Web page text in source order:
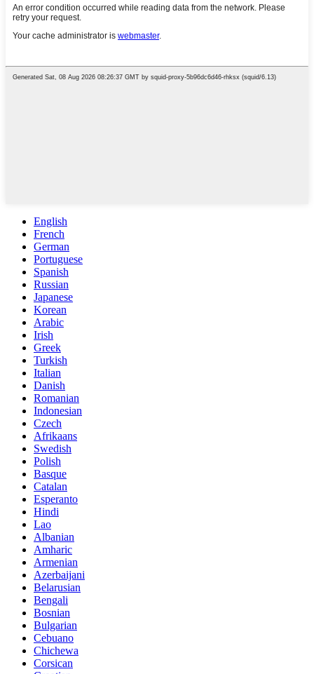
English
French
German
Portuguese
Spanish
Russian
Japanese
Korean
Arabic
Irish
Greek
Turkish
Italian
Danish
Romanian
Indonesian
Czech
Afrikaans
Swedish
Polish
Basque
Catalan
Esperanto
Hindi
Lao
Albanian
Amharic
Armenian
Azerbaijani
Belarusian
Bengali
Bosnian
Bulgarian
Cebuano
Chichewa
Corsican